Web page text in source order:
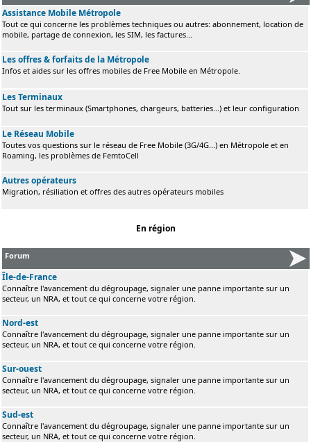
Assistance Mobile Métropole
Tout ce qui concerne les problèmes techniques ou autres: abonnement, location de
mobile, partage de connexion, les SIM, les factures...
Les offres & forfaits de la Métropole
Infos et aides sur les offres mobiles de Free Mobile en Métropole.
Les Terminaux
Tout sur les terminaux (Smartphones, chargeurs, batteries...) et leur configuration
Le Réseau Mobile
Toutes vos questions sur le réseau de Free Mobile (3G/4G...) en Métropole et en
Roaming, les problèmes de FemtoCell
Autres opérateurs
Migration, résiliation et offres des autres opérateurs mobiles
En région
Forum
Île-de-France
Connaître l'avancement du dégroupage, signaler une panne importante sur un
secteur, un NRA, et tout ce qui concerne votre région.
Nord-est
Connaître l'avancement du dégroupage, signaler une panne importante sur un
secteur, un NRA, et tout ce qui concerne votre région.
Sur-ouest
Connaître l'avancement du dégroupage, signaler une panne importante sur un
secteur, un NRA, et tout ce qui concerne votre région.
Sud-est
Connaître l'avancement du dégroupage, signaler une panne importante sur un
secteur, un NRA, et tout ce qui concerne votre région.